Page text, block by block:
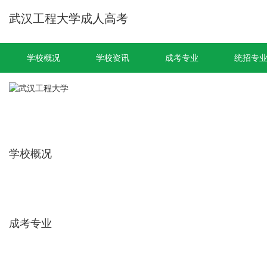
武汉工程大学成人高考
学校概况 学校资讯 成考专业 统招专业
学校概况
成考专业